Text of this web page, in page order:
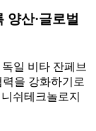
산·글로벌
일 비타 잔페브
을 강화하기로
쉬테크놀로지